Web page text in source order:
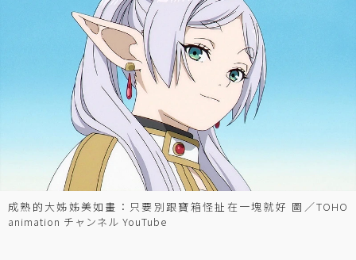
成熟的大姊姊美如畫：只要別跟寶箱怪扯在一塊就好 圖／TOHO
animation チャンネル YouTube